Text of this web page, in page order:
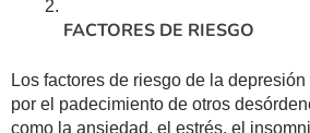
FACTORES DE RIESGO
Los factores de riesgo de la
por el padecimiento de otros
como la ansiedad, el estrés, el